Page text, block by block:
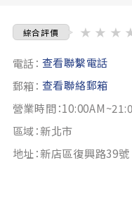
綜合評價 ★ ★ ★
電話： 查看聯繫電話
郵箱： 查看聯絡郵箱
營業時間：
區域：新北市
地址：新店區復興路39號